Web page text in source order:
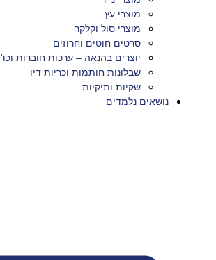
מוצרי עץ
מוצרי סול וקלקר
סרטים חוטים וחרוזים
יוצרים בהנאה – ערכות חוברות וכו'
שבלונות חותמות וכריות דיו
שקיות ותיקיות
נושאים נלמדים